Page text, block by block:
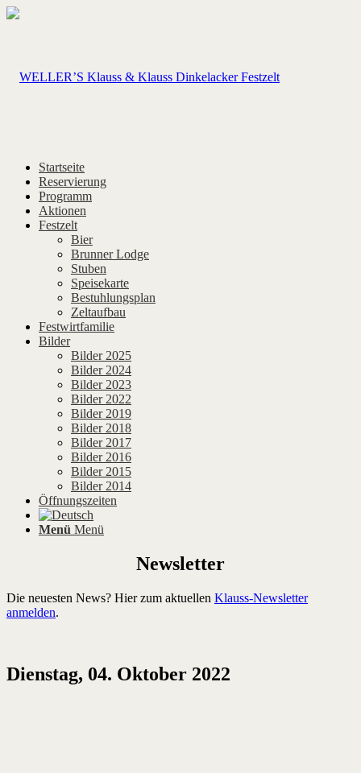
Startseite
Reservierung
Programm
Aktionen
Festzelt
Bier
Brunner Lodge
Stuben
Speisekarte
Bestuhlungsplan
Zeltaufbau
Festwirtfamilie
Bilder
Bilder 2025
Bilder 2024
Bilder 2023
Bilder 2022
Bilder 2019
Bilder 2018
Bilder 2017
Bilder 2016
Bilder 2015
Bilder 2014
Öffnungszeiten
Menü Menü
Newsletter
Die neuesten News? Hier zum aktuellen Klauss-Newsletter
anmelden.
Dienstag, 04. Oktober 2022